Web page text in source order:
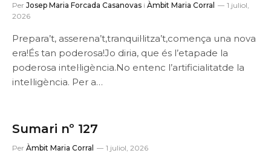
Per Josep Maria Forcada Casanovas i Àmbit Maria Corral
1 juliol,
2026
Prepara’t, asserena’t,tranquil·litza’t,comença una nova
era!És tan poderosa!Jo diria, que és l’etapade la
poderosa intel·ligència.No entenc l’artificialitatde la
intel·ligència. Per a…
Sumari nº 127
Per Àmbit Maria Corral 1 juliol, 2026